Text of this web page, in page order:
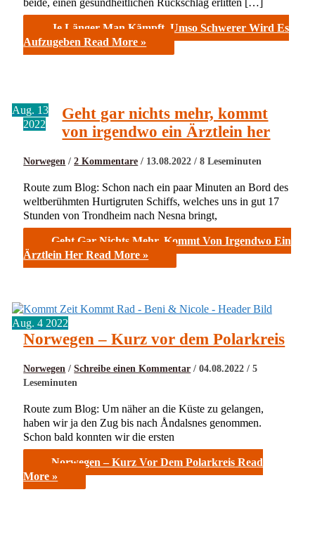
Je Länger Man Kämpft, Umso Schwerer Wird Es
Aufzugeben Read More »
Aug. 13
2022
Geht gar nichts mehr, kommt
von irgendwo ein Ärztlein her
Norwegen /2 Kommentare / 13.08.2022/8 Leseminuten
Route zum Blog: Schon nach ein paar Minuten an Bord des
weltberühmten Hurtigruten Schiffs, welches uns in gut 17
Stunden von Trondheim nach Nesna bringt,
Geht Gar Nichts Mehr, Kommt Von Irgendwo Ein
Ärztlein Her Read More »
Aug. 4 2022
Norwegen – Kurz vor dem Polarkreis
Norwegen /Schreibe einen Kommentar /04.08.2022/5
Leseminuten
Route zum Blog: Um näher an die Küste zu gelangen,
haben wir ja den Zug bis nach Åndalsnes genommen.
Schon bald konnten wir die ersten
Norwegen – Kurz Vor Dem Polarkreis Read
More »